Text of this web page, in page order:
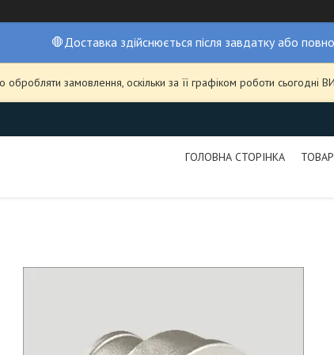
🛑Доставка здійснюється після завдатку або
обробляти замовлення, оскільки за її графіком роботи
ГОЛОВНА СТОРІНКА